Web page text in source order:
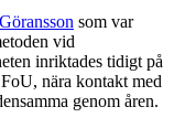
som var
vid
inriktades tidigt på
nära kontakt med
genom åren.